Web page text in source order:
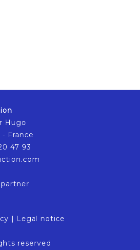
Hugo
France
47 93
| Legal notice
reserved